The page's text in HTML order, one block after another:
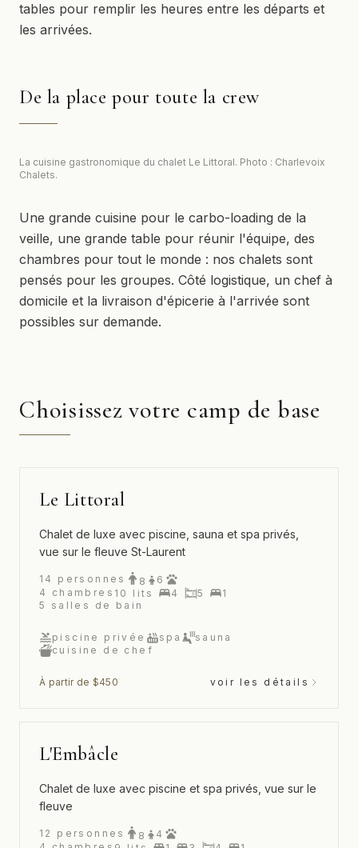
tables pour remplir les heures entre les départs et
les arrivées.
De la place pour toute la crew
La cuisine gastronomique du chalet Le Littoral. Photo : Charlevoix
Chalets.
Une grande cuisine pour le carbo-loading de la
veille, une grande table pour réunir l'équipe, des
chambres pour tout le monde : nos chalets sont
pensés pour les groupes. Côté logistique, un chef à
domicile et la livraison d'épicerie à l'arrivée sont
possibles sur demande.
Choisissez votre camp de base
Le Littoral
Chalet de luxe avec piscine, sauna et spa privés,
vue sur le fleuve St-Laurent
14 personnes 8
6
4
chambres 10 lits 4 5
1
5
salles de bain
piscine privée spa
sauna
cuisine de chef
À partir de $450 voir les détails
L'Embâcle
Chalet de luxe avec piscine et spa privés, vue sur le
fleuve
12 personnes 8
4